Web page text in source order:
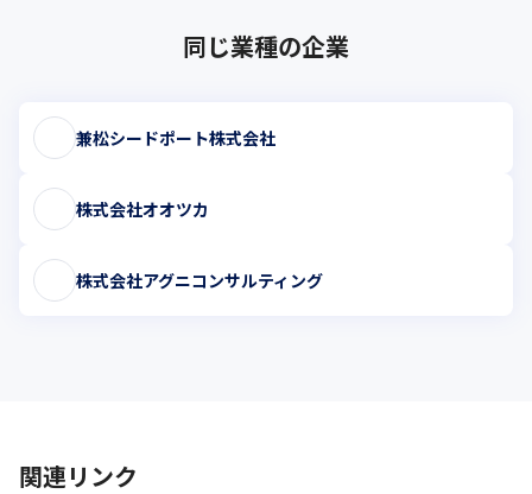
同じ業種の企業
兼松シードポート株式会社
株式会社オオツカ
株式会社アグニコンサルティング
関連リンク